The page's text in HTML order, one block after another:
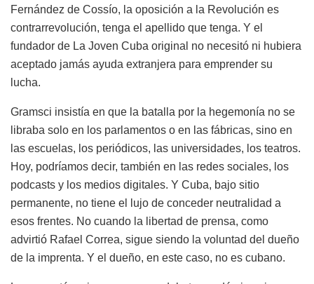
Fernández de Cossío, la oposición a la Revolución es
contrarrevolución, tenga el apellido que tenga. Y el
fundador de La Joven Cuba original no necesitó ni hubiera
aceptado jamás ayuda extranjera para emprender su
lucha.
Gramsci insistía en que la batalla por la hegemonía no se
libraba solo en los parlamentos o en las fábricas, sino en
las escuelas, los periódicos, las universidades, los teatros.
Hoy, podríamos decir, también en las redes sociales, los
podcasts y los medios digitales. Y Cuba, bajo sitio
permanente, no tiene el lujo de conceder neutralidad a
esos frentes. No cuando la libertad de prensa, como
advirtió Rafael Correa, sigue siendo la voluntad del dueño
de la imprenta. Y el dueño, en este caso, no es cubano.